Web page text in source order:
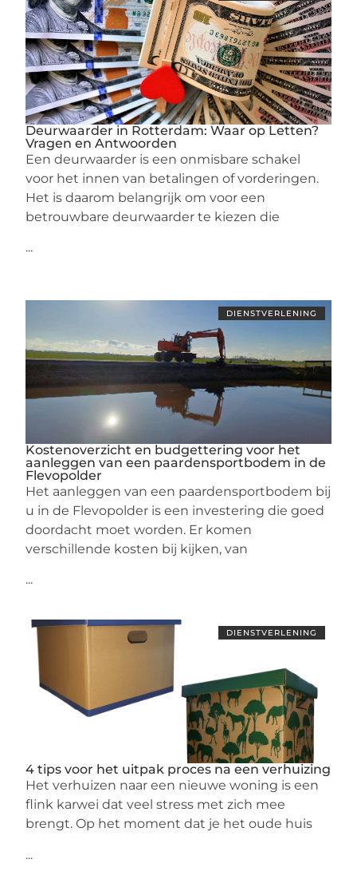
Deurwaarder in Rotterdam: Waar op Letten?
Vragen en Antwoorden
Een deurwaarder is een onmisbare schakel
voor het innen van betalingen of vorderingen.
Het is daarom belangrijk om voor een
betrouwbare deurwaarder te kiezen die
...
DIENSTVERLENING
Kostenoverzicht en budgettering voor het
aanleggen van een paardensportbodem in de
Flevopolder
Het aanleggen van een paardensportbodem bij
u in de Flevopolder is een investering die goed
doordacht moet worden. Er komen
verschillende kosten bij kijken, van
...
DIENSTVERLENING
4 tips voor het uitpak proces na een verhuizing
Het verhuizen naar een nieuwe woning is een
flink karwei dat veel stress met zich mee
brengt. Op het moment dat je het oude huis
...